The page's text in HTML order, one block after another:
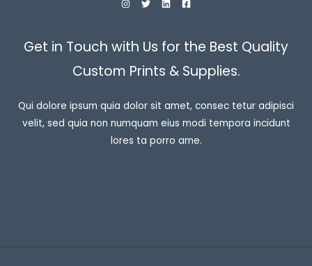
Get in Touch with Us for the Best Quality
Custom Prints & Supplies.
Qui dolore ipsum quia dolor sit amet, consec tetur adipisci
velit, sed quia non numquam eius modi tempora incidunt
lores ta porro ame.